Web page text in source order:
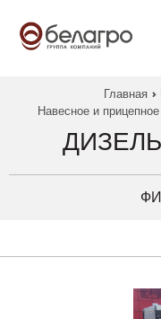
Главная
Навесное и